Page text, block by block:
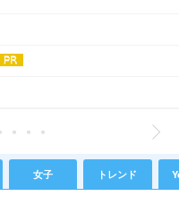
女子 トレンド